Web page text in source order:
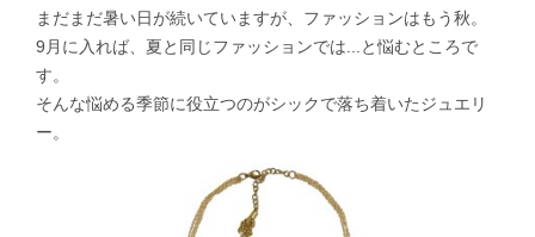
まだまだ暑い日が続いていますが、ファッションはもう秋。
9月に入れば、夏と同じファッションでは...と悩むところで
す。
そんな悩める季節に役立つのがシックで落ち着いたジュエリ
ー。